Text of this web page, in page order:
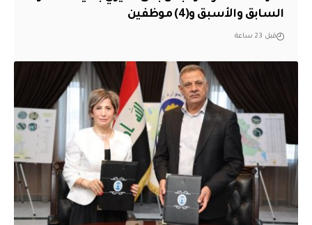
السابق والأسبق و(4) موظفين
قبل 23 ساعة